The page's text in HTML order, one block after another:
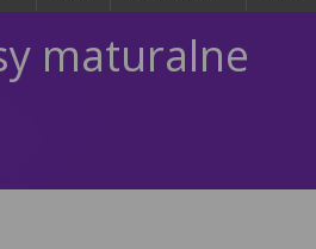
maturalne